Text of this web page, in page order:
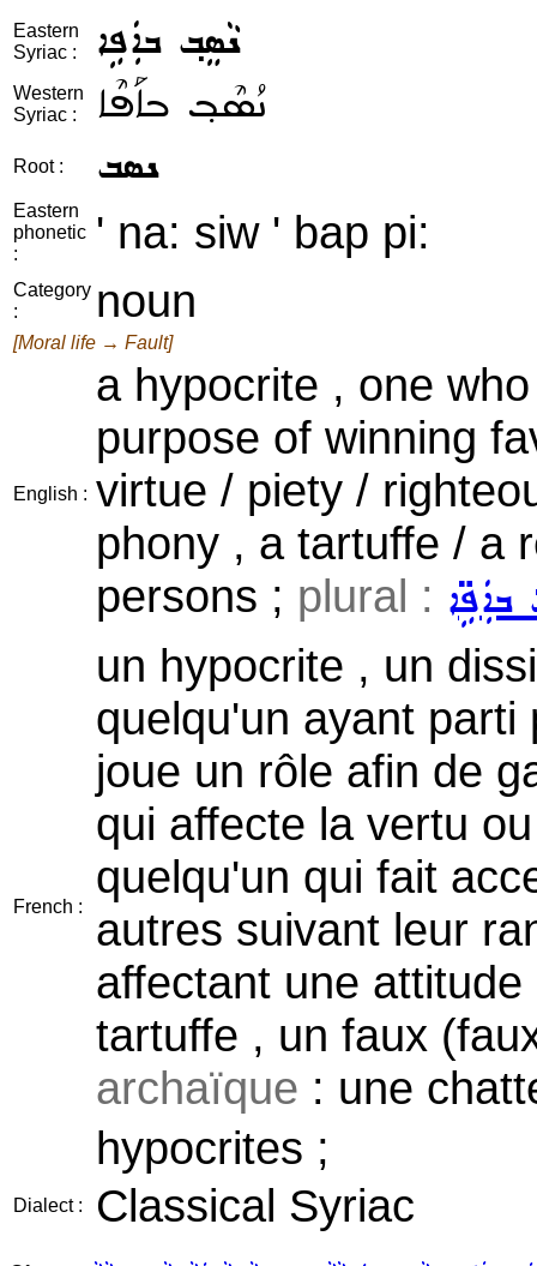
Eastern
Syriac :
ܢܵܣܸܒ݂ ܒܐܲܦܹܐ
Western
Syriac :
ܢܳܣܶܒ݂ ܒܐܰܦܶܐ
Root : ܢܣܒ
Eastern
phonetic
:
' na: siw ' bap pi:
Category
:
noun
[Moral life → Fault]
English :
a hypocrite , one
purpose of winning
virtue / piety /
phony , a tartuffe / a
persons ; plural : ܒܐܲܦܹ̈ܐ
French :
un hypocrite , un
quelqu'un ayant
joue un rôle afin de
qui affecte la vertu
quelqu'un qui fait
autres suivant leur
affectant une
tartuffe , un faux
archaïque : une
hypocrites ;
Dialect : Classical Syriac